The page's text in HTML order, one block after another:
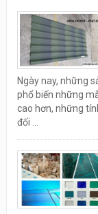
Ngày nay, những
phổ biến những
cao hơn, những
đối ...